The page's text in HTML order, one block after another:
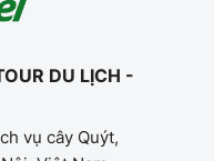
DU LỊCH -
vụ cây Quýt,